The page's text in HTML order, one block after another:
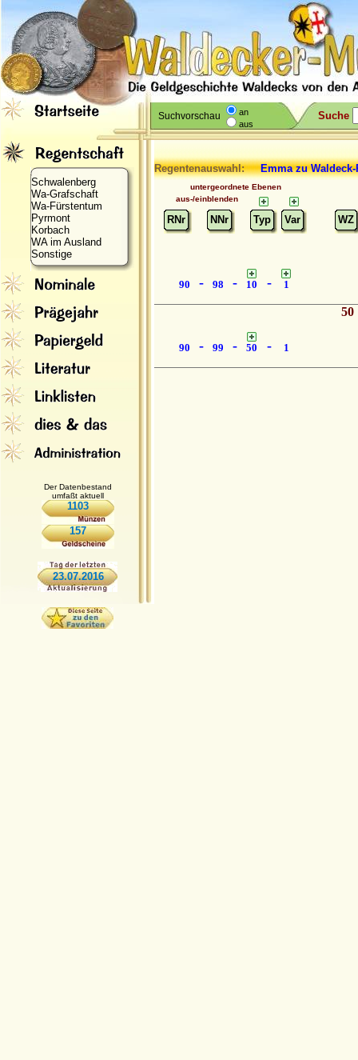
Suchvorschau
an
aus
Suche
Schwalenberg
Wa-Grafschaft
Wa-Fürstentum
Pyrmont
Korbach
WA im Ausland
Sonstige
Der Datenbestand
umfaßt aktuell
1103
157
23.07.2016
Regentenauswahl: Emmazu
untergeordnete Ebenen
aus-/einblenden
RNr NNr Typ Var WZ
90 - 98 - 10 - 1
90 - 99 - 50 - 1
50